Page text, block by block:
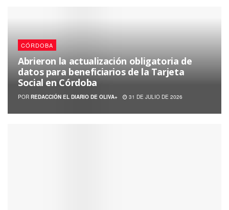
CÓRDOBA
Abrieron la actualización obligatoria de
datos para beneficiarios de la Tarjeta
Social en Córdoba
POR REDACCIÓN EL DIARIO DE OLIVA+ 31 DE JULIO DE 2026